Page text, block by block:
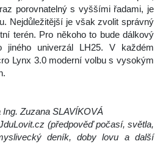
porovnatelný s vyššími řadami, je
Nejdůležitější je však zvolit správný
terén. Pro někoho to bude dálkový
jiného univerzál LH25. V každém
Lynx 3.0 moderní volbu s vysokým
Zuzana SLAVÍKOVÁ
(předpověď počasí, světla,
deník, doby lovu a další